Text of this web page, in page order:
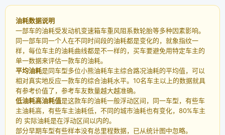
油耗数据说明
一部车的油耗受发动机变速箱车重风阻系数轮胎等多种因素影响。
同一部车同一个人在不同时间段的油耗都是变化的，就象指纹一
样，每位车主的油耗曲线都是不一样的，买车要避免用特定车主的
单一数据来评估一款车的油耗。
平均油耗是同车型多位小熊油耗车主综合路况油耗的平均值，可以
相对真实地反应一款车的综合油耗水平。10名车主以上的数据就具
有参考价值了，参考车友数量越大越准确。
低油耗高油耗值是这款车的油耗一般浮动区间，同一车型，有些车
主油耗高，有些车主油耗低，不同的城市油耗也有变化，80%车主
的 实际油耗是在浮动区间以内的。
部分早期车型有些样本没有总里程数据，已从统计图中忽略。